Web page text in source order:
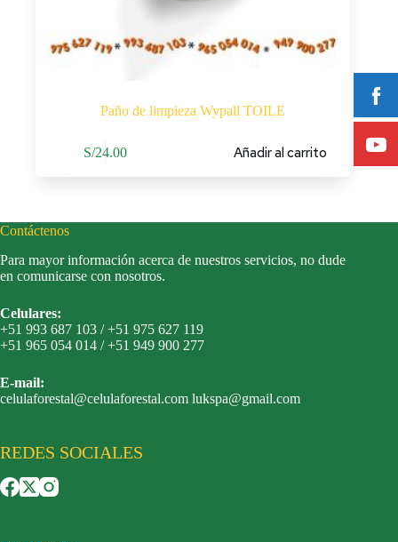
Paño de limpieza Wypall TOILE
S/24.00 Añadir al carrito
Contáctenos
Para mayor información acerca de nuestros servicios, no dude
en comunicarse con nosotros.
Celulares:
+51 993 687 103 / +51 975 627 119
+51 965 054 014 / +51 949 900 277
E-mail:
celulaforestal@celulaforestal.com lukspa@gmail.com
REDES SOCIALES